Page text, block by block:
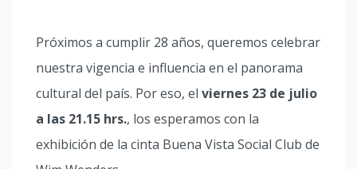
Próximos a cumplir 28 años, queremos celebrar
nuestra vigencia e influencia en el panorama
cultural del país. Por eso, el viernes 23 de julio
a las 21.15 hrs., los esperamos con la
exhibición de la cinta Buena Vista Social Club de